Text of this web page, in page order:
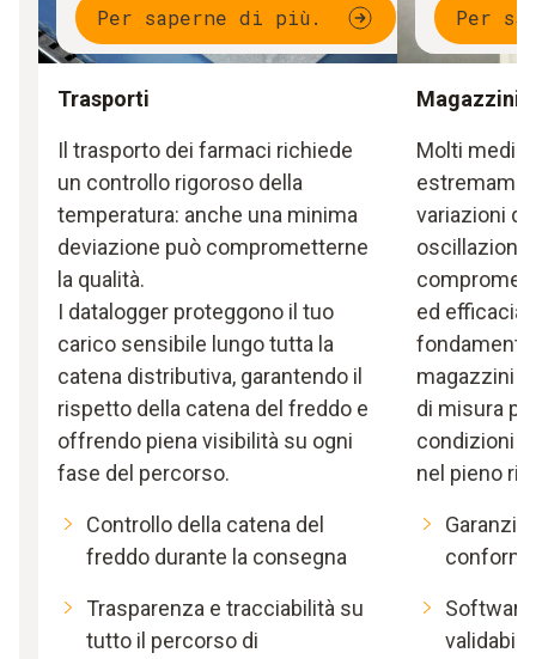
Per saperne di più.
Trasporti
Il trasporto dei farmaci richiede
un controllo rigoroso della
temperatura: anche una minima
deviazione può comprometterne
la qualità.
I datalogger proteggono il tuo
carico sensibile lungo tutta la
catena distributiva, garantendo il
rispetto della catena del freddo e
offrendo piena visibilità su ogni
fase del percorso.
Controllo della catena del
freddo durante la consegna
Trasparenza e tracciabilità su
tutto il percorso di
Per
Magazzini
Molti
variazioni di
oscillazioni
ed
magazzini
di misura
condizioni
nel pieno
Software
validabile